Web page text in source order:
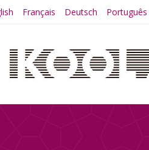
Français Deutsch Português